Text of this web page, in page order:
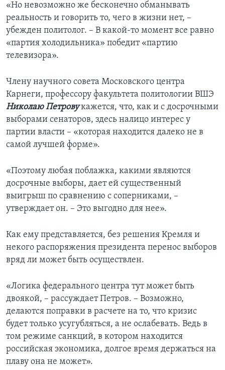
«Но невозможно же бесконечно обманывать
реальность и говорить то, чего в жизни нет, –
убежден политолог. – В какой-то момент все равно
«партия холодильника» победит «партию
телевизора».
Члену научного совета Московского центра
Карнеги, профессору факультета политологии ВШЭ
Николаю Петровукажется, что, как и с досрочными
выборами сенаторов, здесь налицо интерес у
партии власти – «которая находится далеко не в
самой лучшей форме».
«Поэтому любая поблажка, какими являются
досрочные выборы, дает ей существенный
выигрыш по сравнению с соперниками, –
утверждает он. – Это выгодно для нее».
Как ему представляется, без решения Кремля и
некого распоряжения президента перенос выборов
вряд ли может быть осуществлен.
«Логика федерального центра тут может быть
двоякой, – рассуждает Петров. – Возможно,
делаются поправки в расчете на то, что кризис
будет только усугубляться, а не ослабевать. Ведь в
том режиме санкций, в котором находится
российская экономика, долгое время держаться на
плаву она не может».